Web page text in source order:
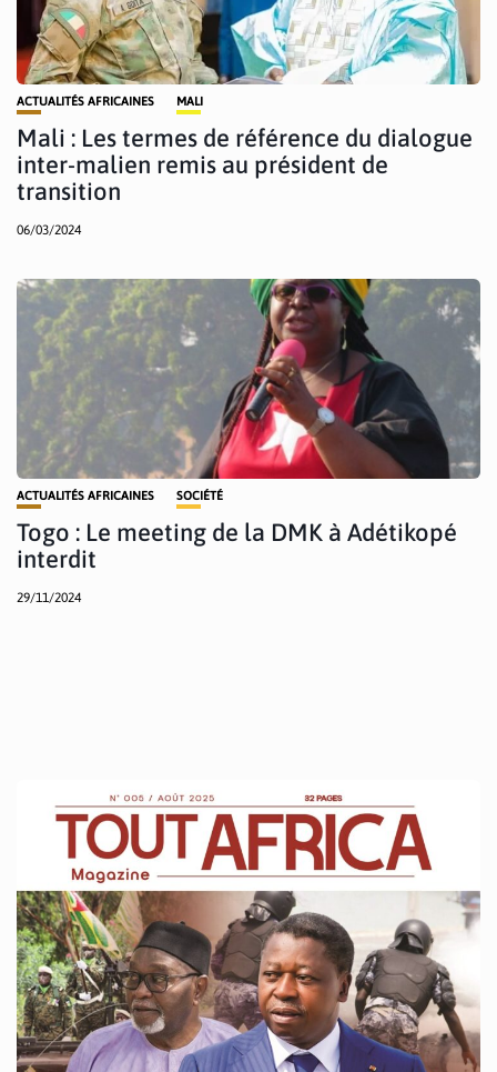
ACTUALITÉS AFRICAINES MALI
Mali : Les termes de référence du dialogue
inter-malien remis au président de
transition
06/03/2024
ACTUALITÉS AFRICAINES SOCIÉTÉ
Togo : Le meeting de la DMK à Adétikopé
interdit
29/11/2024